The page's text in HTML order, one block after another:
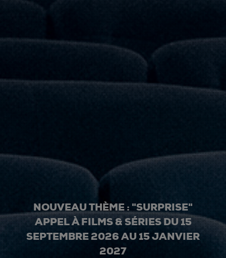
NOUVEAU THÈME : "SURPRISE"
APPEL À FILMS & SÉRIES DU 15
SEPTEMBRE 2026 AU 15 JANVIER
2027